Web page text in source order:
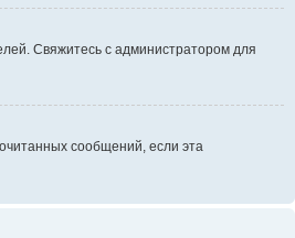
Свяжитесь с администратором для
сообщений, если эта